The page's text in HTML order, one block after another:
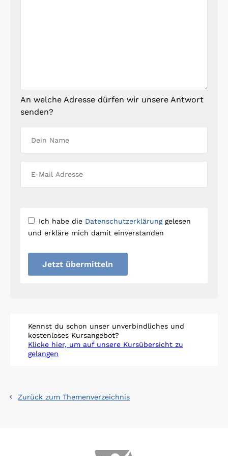
An welche Adresse dürfen wir unsere Antwort
senden?
Ich habe die Datenschutzerklärunggelesen
und erkläre mich damit einverstanden
Jetzt übermitteln
Kennst du schon unser unverbindliches und
kostenloses Kursangebot?
Klicke hier, um auf unsere Kursübersicht zu
gelangen
Zurück zum Themenverzeichnis